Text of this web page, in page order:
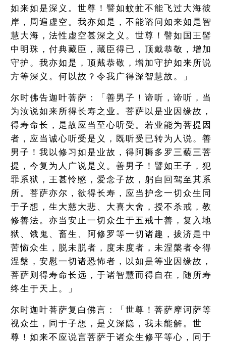
如来如是深义。世尊！譬如蚊虻不能飞过大海彼
岸，周遍虚空。我亦如是，不能谘问如来如是智
慧大海，法性虚空甚深之义。世尊！譬如国王髻
中明珠，付典藏臣，藏臣得已，顶戴恭敬，增加
守护。我亦如是，顶戴恭敬，增加守护如来所说
方等深义。何以故？令我广得深智慧故。」
尔时佛告迦叶菩萨：「善男子！谛听，谛听，当
为汝说如来所得长寿之业。菩萨以是业因缘故，
得寿命长，是故应当至心听受。若业能为菩提因
者，应当诚心听受是义，既听受已转为人说。善
男子！我以修习如是业故，得阿耨多罗三藐三菩
提，今复为人广说是义。善男子！譬如王子，犯
罪系狱，王甚怜愍，爱念子故，躬自回驾至其系
所。菩萨亦尔，欲得长寿，应当护念一切众生同
于子想，生大慈大悲、大喜大舍，授不杀戒，教
修善法。亦当安止一切众生于五戒十善，复入地
狱、饿鬼、畜生、阿修罗等一切诸趣，拔济是中
苦恼众生，脱未脱者，度未度者，未涅槃者令得
涅槃，安慰一切诸恐怖者，以如是等业因缘故，
菩萨则得寿命长远，于诸智慧而得自在，随所寿
终生于天上。」
尔时迦叶菩萨复白佛言：「世尊！菩萨摩诃萨等
视众生，同于子想，是义深隐，我未能解。世
尊！如来不应说言菩萨于诸众生修平等心，同于